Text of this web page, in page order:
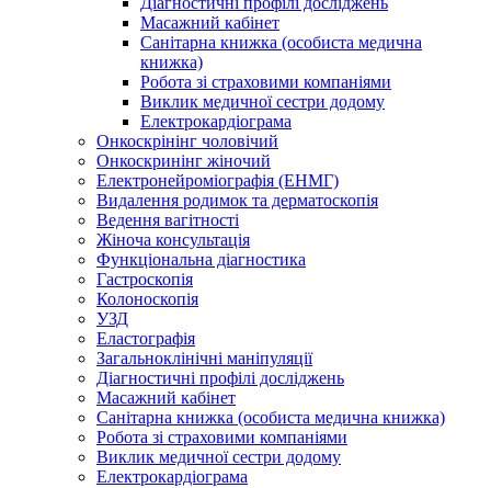
Масажний кабінет
Санітарна книжка (особиста медична
книжка)
Робота зі страховими компаніями
Виклик медичної сестри додому
Електрокардіограма
Онкоскрінінг чоловічий
Онкоскринінг жіночий
Електронейроміографія (ЕНМГ)
Видалення родимок та дерматоскопія
Ведення вагітності
Жіноча консультація
Функціональна діагностика
Гастроскопія
Колоноскопія
УЗД
Еластографія
Загальноклінічні маніпуляції
Діагностичні профілі досліджень
Масажний кабінет
Санітарна книжка (особиста медична книжка)
Робота зі страховими компаніями
Виклик медичної сестри додому
Електрокардіограма